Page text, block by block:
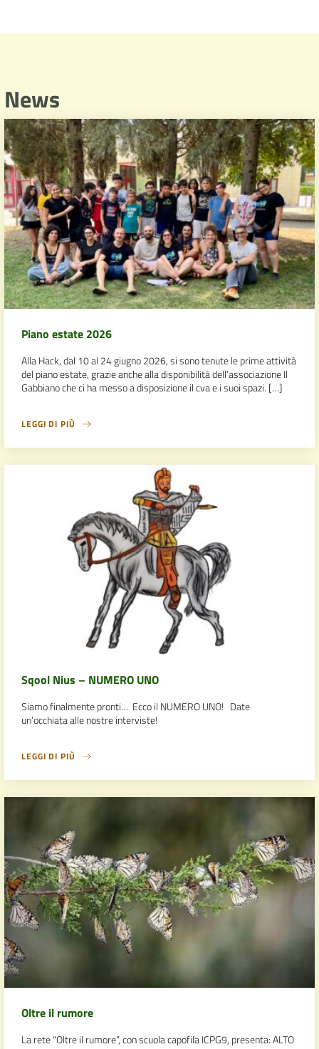
News
Piano estate 2026
Alla Hack, dal 10 al 24 giugno 2026, si sono tenute le prime attività
del piano estate, grazie anche alla disponibilità dell’associazione Il
Gabbiano che ci ha messo a disposizione il cva e i suoi spazi. […]
LEGGI DI PIÙ
Sqool Nius – NUMERO UNO
Siamo finalmente pronti… Ecco il NUMERO UNO! Date
un’occhiata alle nostre interviste!
LEGGI DI PIÙ
Oltre il rumore
La rete “Oltre il rumore”, con scuola capofila ICPG9, presenta: ALTO